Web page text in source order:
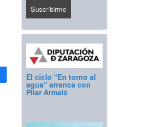
El ciclo “En torno al
agua” arranca con
Pilar Armalé